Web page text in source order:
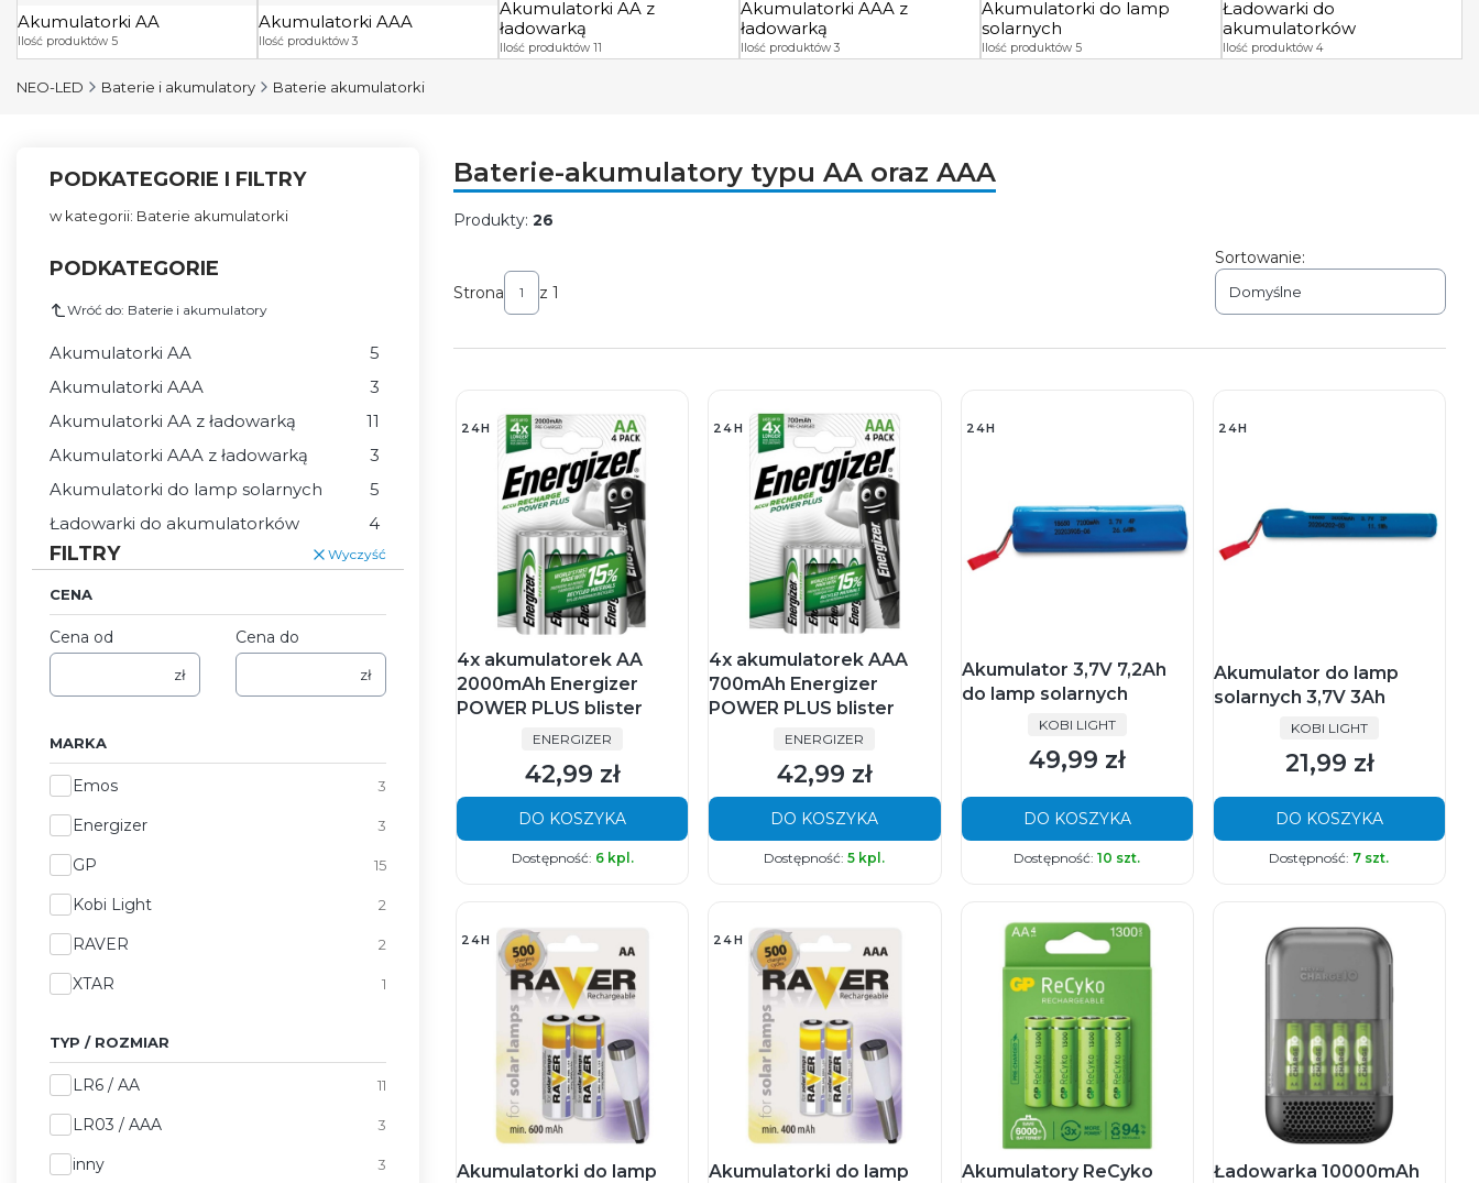
Akumulatorki AA
Ilość produktów 5
Akumulatorki AAA
Ilość produktów 3
Akumulatorki AA z
ładowarką
Ilość produktów 11
Akumulatorki AAA z
ładowarką
Ilość produktów 3
Akumulatorki do lamp
solarnych
Ilość produktów 5
Ładowarki do
akumulatorków
Ilość produktów 4
NEO-LED Baterie i akumulatory Baterie akumulatorki
PODKATEGORIE I FILTRY
w kategorii: Baterie akumulatorki
PODKATEGORIE
Wróć do: Baterie i akumulatory
Akumulatorki AA
5
Akumulatorki AAA
3
Akumulatorki AA z ładowarką
11
Akumulatorki AAA z ładowarką
3
Akumulatorki do lamp solarnych
5
Ładowarki do akumulatorków
4
FILTRY Wyczyść
CENA
Cena od
zł
Cena do
zł
MARKA
Marka
Emos 3
Energizer 3
GP 15
Kobi Light 2
RAVER 2
XTAR 1
TYP / ROZMIAR
Typ / rozmiar
LR6 / AA 11
LR03 / AAA 3
inny 3
Baterie-akumulatory typu AA oraz AAA
Produkty: 26
Sortowanie:
Domyślne
Strona z 1
24H
4x akumulatorek AA
2000mAh Energizer
POWER PLUS blister
PRODUCENT
ENERGIZER
Cena
42,99 zł
DO KOSZYKA
Dostępność: 6 kpl.
24H
4x akumulatorek AAA
700mAh Energizer
POWER PLUS blister
PRODUCENT
ENERGIZER
Cena
42,99 zł
DO KOSZYKA
Dostępność:5 kpl.
24H
Akumulator 3,7V 7,2Ah
do lamp solarnych
PRODUCENT
KOBI LIGHT
Cena
49,99 zł
DO KOSZYKA
Dostępność:10 szt.
24H
Akumulator do lamp
solarnych 3,7V 3Ah
PRODUCENT
KOBI LIGHT
Cena
21,99 zł
DO KOSZYKA
Dostępność: 7 szt.
24H
Akumulatorki do lamp
24H
Akumulatorki do lamp
Akumulatory ReCyko
Ładowarka 10000mAh